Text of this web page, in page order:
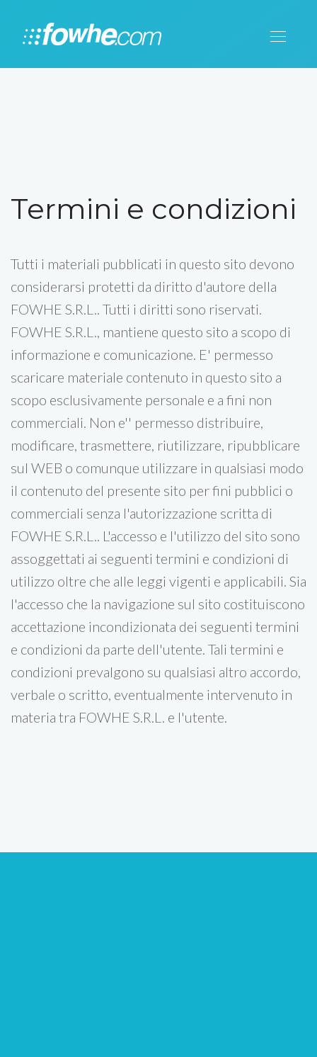
Termini e condizioni
Tutti i materiali pubblicati in questo sito devono
considerarsi protetti da diritto d'autore della
FOWHE S.R.L.. Tutti i diritti sono riservati.
FOWHE S.R.L., mantiene questo sito a scopo di
informazione e comunicazione. E' permesso
scaricare materiale contenuto in questo sito a
scopo esclusivamente personale e a fini non
commerciali. Non e'' permesso distribuire,
modificare, trasmettere, riutilizzare, ripubblicare
sul WEB o comunque utilizzare in qualsiasi modo
il contenuto del presente sito per fini pubblici o
commerciali senza l'autorizzazione scritta di
FOWHE S.R.L.. L'accesso e l'utilizzo del sito sono
assoggettati ai seguenti termini e condizioni di
utilizzo oltre che alle leggi vigenti e applicabili. Sia
l'accesso che la navigazione sul sito costituiscono
accettazione incondizionata dei seguenti termini
e condizioni da parte dell'utente. Tali termini e
condizioni prevalgono su qualsiasi altro accordo,
verbale o scritto, eventualmente intervenuto in
materia tra FOWHE S.R.L. e l'utente.